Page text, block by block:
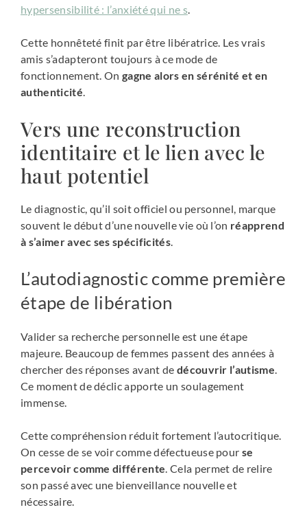
hypersensibilité : l’anxiété qui ne s
Cette honnêteté finit par être libératrice. Les vrais
amis s’adapteront toujours à ce mode de
fonctionnement. Ongagne alors en sérénité et en
authenticité
Vers une reconstruction
identitaire et le lien avec le
haut potentiel
Le diagnostic, qu’il soit officiel ou personnel, marque
souvent le début d’une nouvelle vie où l’on réapprend
à s’aimer avec ses spécificités.
L’autodiagnostic comme première
étape de libération
Valider sa recherche personnelle est une étape
majeure. Beaucoup de femmes passent des années à
chercher des réponses avant de découvrir l’autisme
Ce moment de déclic apporte un soulagement
immense.
Cette compréhension réduit fortement l’autocritique.
On cesse de se voir comme défectueuse pour se
percevoir comme différente . Cela permet de relire
son passé avec une bienveillance nouvelle et
nécessaire.